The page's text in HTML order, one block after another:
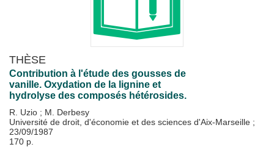
THÈSE
Contribution à l'étude des gousses de
vanille. Oxydation de la lignine et
hydrolyse des composés hétérosides.
R. Uzio ; M. Derbesy
Université de droit, d'économie et des sciences d'Aix-Marseille ;
23/09/1987
170 p.